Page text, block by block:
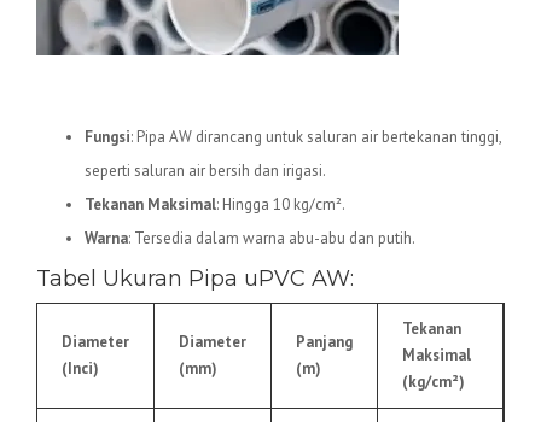
Fungsi: Pipa AW dirancang untuk saluran air bertekanan tinggi,
seperti saluran air bersih dan irigasi.
Tekanan Maksimal: Hingga 10 kg/cm².
Warna: Tersedia dalam warna abu-abu dan putih.
Tabel Ukuran Pipa uPVC AW:
Diameter
(Inci)
Diameter
(mm)
Panjang
(m)
Tekanan
Maksimal
(kg/cm²)